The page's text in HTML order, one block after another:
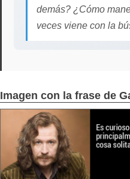
demás? ¿Cómo
veces viene con la
Imagen con la frase de